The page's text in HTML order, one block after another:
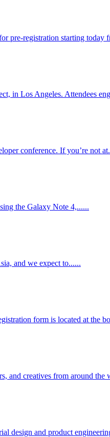
pre-registration starting today
in Los Angeles. Attendees
conference. If you’re not
the Galaxy Note 4,......
and we expect to......
form is located at the
and creatives from around the
design and product